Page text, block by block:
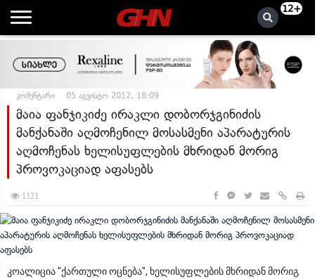
12+
კომენტარი 05 აგვისტო 2012, 18:09
მაია ფანჯიკიძე ირაკლი დობორჯგინიძის
მანქანაში აღმოჩენილ მოსასმენი აპარატურის
აღმოჩენას ხელისუფლების მხრიდან მორიგ
პროვოკაციად აფასებს
1121
კოალიცია "ქართული ოცნება", ხელისუფლების მხრიდან მორიგ